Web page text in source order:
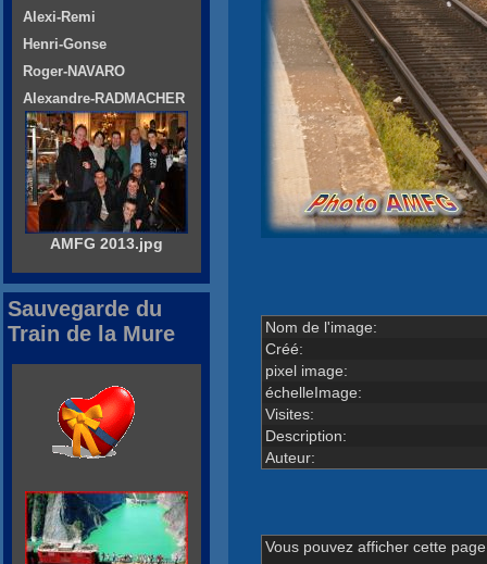
Nom de l'image:
Créé:
pixel image:
échelleImage:
Visites:
Description:
Auteur:
Vous pouvez afficher cette
Alexi-Remi
Henri-Gonse
Roger-NAVARO
Alexandre-RADMACHER
AMFG 2013.jpg
Sauvegarde du
Train de la Mure